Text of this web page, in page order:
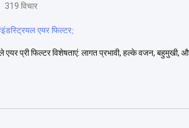
319 विचार
इंडस्ट्रियल एयर फिल्टर;
एयर प्री फिल्टर विशेषताएं: लागत प्रभावी, हल्के वजन,